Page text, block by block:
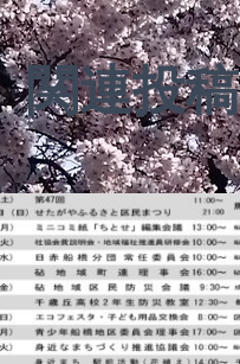
関連投稿